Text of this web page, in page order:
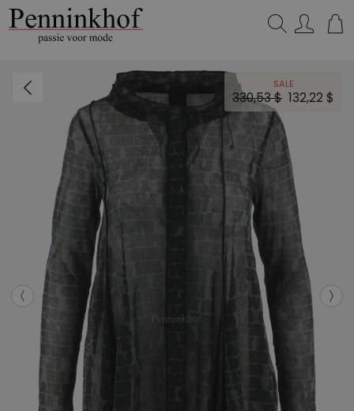
SALE
330,53 $ 132,22 $